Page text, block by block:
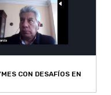
CON DESAFÍOS EN